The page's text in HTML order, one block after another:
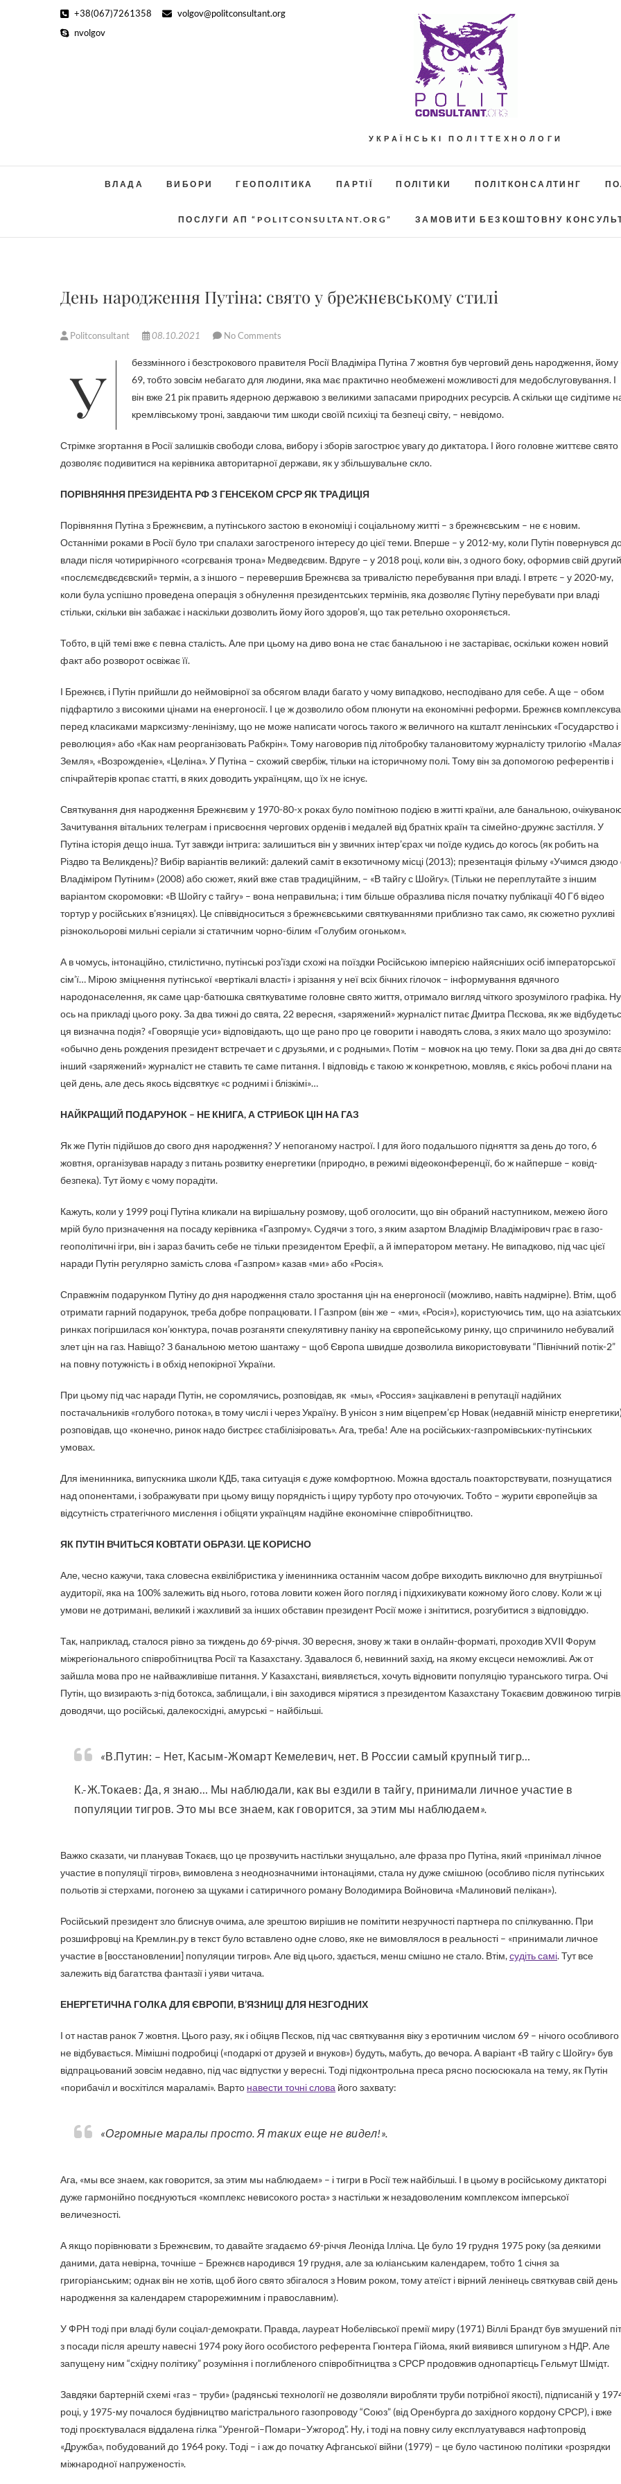
+38(067)7261358
volgov@politconsultant.org
nvolgov
УКРАЇНСЬКІ ПОЛІТТЕХНОЛОГИ
ВЛАДА ВИБОРИ ГЕОПОЛІТИКА ПАРТІЇ ПОЛІТИКИ ПОЛІТКОНСАЛТИНГ
ПОСЛУГИ АП “POLITCONSULTANT.ORG” ЗАМОВИТИ БЕЗКОШТОВНУ
День народження Путіна: свято у брежнєвському стилі
Politconsultant 08.10.2021 No Comments
У беззмінного і безстрокового правителя Росії Владіміра Путіна 7 жовтня був черговий день народження, йому –
69, тобто зовсім небагато для людини, яка має практично необмежені можливості для медобслуговування. І
він вже 21 рік править ядерною державою з великими запасами природних ресурсів. А скільки ще сидітиме
кремлівському троні, завдаючи тим шкоди своїй психіці та безпеці світу, – невідомо.
Стрімке згортання в Росії залишків свободи слова, вибору і зборів загострює увагу до диктатора. І його головне життєве свято
дозволяє подивитися на керівника авторитарної держави, як у збільшувальне скло.
ПОРІВНЯННЯ ПРЕЗИДЕНТА РФ З ГЕНСЕКОМ СРСР ЯК ТРАДИЦІЯ
Порівняння Путіна з Брежнєвим, а путінського застою в економіці і соціальному житті – з брежнєвським – не є новим.
Останніми роками в Росії було три спалахи загостреного інтересу до цієї теми. Вперше – у 2012-му, коли Путін повернувся
влади після чотирирічного «согрєванія трона» Медведєвим. Вдруге – у 2018 році, коли він, з одного боку, оформив свій другий
«послємєдвєдєвский» термін, а з іншого – перевершив Брежнєва за тривалістю перебування при владі. І втретє – у 2020-му,
коли була успішно проведена операція з обнулення президентських термінів, яка дозволяє Путіну перебувати при владі
стільки, скільки він забажає і наскільки дозволить йому його здоров’я, що так ретельно охороняється.
Тобто, в цій темі вже є певна сталість. Але при цьому на диво вона не стає банальною і не застаріває, оскільки кожен новий
факт або розворот освіжає її.
І Брежнєв, і Путін прийшли до неймовірної за обсягом влади багато у чому випадково, несподівано для себе. А ще – обом
підфартило з високими цінами на енергоносії. І це ж дозволило обом плюнути на економічні реформи. Брежнєв
перед класиками марксизму-ленінізму, що не може написати чогось такого ж величного на кшталт ленінських «Государство і
революция» або «Как нам реорганізовать Рабкрін». Тому наговорив під літобробку талановитому журналісту трилогію
Земля», «Возрожденіе», «Целіна». У Путіна – схожий свербіж, тільки на історичному полі. Тому він за допомогою референтів і
спічрайтерів кропає статті, в яких доводить українцям, що їх не існує.
Святкування дня народження Брежнєвим у 1970-80-х роках було помітною подією в житті країни, але банальною,
Зачитування вітальних телеграм і присвоєння чергових орденів і медалей від братніх країн та сімейно-дружнє застілля. У
Путіна історія дещо інша. Тут завжди інтрига: залишиться він у звичних інтер’єрах чи поїде кудись до когось (як робить на
Різдво та Великдень)? Вибір варіантів великий: далекий саміт в екзотичному місці (2013); презентація фільму «Учимся дзюдо
Владіміром Путіним» (2008) або сюжет, який вже став традиційним, – «В тайгу с Шойгу». (Тільки не переплутайте з іншим
варіантом скоромовки: «В Шойгу с тайгу» – вона неправильна; і тим більше образлива після початку публікації 40 Гб відео
тортур у російських в’язницях). Це співвідноситься з брежнєвськими святкуваннями приблизно так само, як сюжетно рухливі
різнокольорові мильні серіали зі статичним чорно-білим «Голубим огоньком».
А в чомусь, інтонаційно, стилістично, путінські роз’їзди схожі на поїздки Російською імперією найясніших осіб імператорської
сім’ї… Мірою зміцнення путінської «вертікалі власті» і зрізання у неї всіх бічних гілочок – інформування вдячного
народонаселення, як саме цар-батюшка святкуватиме головне свято життя, отримало вигляд чіткого зрозумілого графіка.
ось на прикладі цього року. За два тижні до свята, 22 вересня, «заряжений» журналіст питає Дмитра Пєскова, як же
ця визначна подія? «Говорящіе уси» відповідають, що ще рано про це говорити і наводять слова, з яких мало що зрозуміло:
«обычно день рождения президент встречает и с друзьями, и с родными». Потім – мовчок на цю тему. Поки за два дні до
інший «заряжений» журналіст не ставить те саме питання. І відповідь є такою ж конкретною, мовляв, є якісь робочі плани на
цей день, але десь якось відсвяткує «с роднимі і блізкімі»…
НАЙКРАЩИЙ ПОДАРУНОК – НЕ КНИГА, А СТРИБОК ЦІН НА ГАЗ
Як же Путін підійшов до свого дня народження? У непоганому настрої. І для його подальшого підняття за день до того, 6
жовтня, організував нараду з питань розвитку енергетики (природно, в режимі відеоконференції, бо ж найперше – ковід-
безпека). Тут йому є чому порадіти.
Кажуть, коли у 1999 році Путіна кликали на вирішальну розмову, щоб оголосити, що він обраний наступником, межею його
мрій було призначення на посаду керівника «Газпрому». Судячи з того, з яким азартом Владімір Владімірович грає в газо-
геополітичні ігри, він і зараз бачить себе не тільки президентом Ерефії, а й імператором метану. Не випадково, під час цієї
наради Путін регулярно замість слова «Газпром» казав «ми» або «Росія».
Справжнім подарунком Путіну до дня народження стало зростання цін на енергоносії (можливо, навіть надмірне). Втім, щоб
отримати гарний подарунок, треба добре попрацювати. І Газпром (він же – «ми», «Росія»), користуючись тим, що на азіатських
ринках погіршилася кон’юнктура, почав розганяти спекулятивну паніку на європейському ринку, що спричинило небувалий
злет цін на газ. Навіщо? З банальною метою шантажу – щоб Європа швидше дозволила використовувати “Північний потік-2”
на повну потужність і в обхід непокірної України.
При цьому під час наради Путін, не соромлячись, розповідав, як «мы», «Россия» зацікавлені в репутації надійних
постачальників «голубого потока», в тому числі і через Україну. В унісон з ним віцепрем’єр Новак (недавній міністр
розповідав, що «конечно, ринок надо бистрєє стабілізіровать». Ага, треба! Але на російських-газпромівських-путінських
умовах.
Для іменинника, випускника школи КДБ, така ситуація є дуже комфортною. Можна вдосталь поакторствувати, познущатися
над опонентами, і зображувати при цьому вищу порядність і щиру турботу про оточуючих. Тобто – журити європейців за
відсутність стратегічного мислення і обіцяти українцям надійне економічне співробітництво.
ЯК ПУТІН ВЧИТЬСЯ КОВТАТИ ОБРАЗИ. ЦЕ КОРИСНО
Але, чесно кажучи, така словесна еквілібристика у іменинника останнім часом добре виходить виключно для внутрішньої
аудиторії, яка на 100% залежить від нього, готова ловити кожен його погляд і підхихикувати кожному його слову. Коли ж ці
умови не дотримані, великий і жахливий за інших обставин президент Росії може і знітитися, розгубитися з відповіддю.
Так, наприклад, сталося рівно за тиждень до 69-річчя. 30 вересня, знову ж таки в онлайн-форматі, проходив XVII Форум
міжрегіонального співробітництва Росії та Казахстану. Здавалося б, невинний захід, на якому ексцеси неможливі. Аж от
зайшла мова про не найважливіше питання. У Казахстані, виявляється, хочуть відновити популяцію туранського тигра. Очі
Путін, що визирають з-під ботокса, заблищали, і він заходився мірятися з президентом Казахстану Токаєвим довжиною
доводячи, що російські, далекосхідні, амурські – найбільші.
« В.Путин: – Нет, Касым-Жомарт Кемелевич, нет. В России самый крупный тигр…
К.-Ж.Токаев: Да, я знаю… Мы наблюдали, как вы ездили в тайгу, принимали личное участие в
популяции тигров. Это мы все знаем, как говорится, за этим мы наблюдаем».
Важко сказати, чи планував Токаєв, що це прозвучить настільки знущально, але фраза про Путіна, який «принімал лічное
участие в популяції тігров», вимовлена з неоднозначними інтонаціями, стала ну дуже смішною (особливо після путінських
польотів зі стерхами, погонею за щуками і сатиричного роману Володимира Войновича «Малиновий пелікан»).
Російський президент зло блиснув очима, але зрештою вирішив не помітити незручності партнера по спілкуванню. При
розшифровці на Кремлин.ру в текст було вставлено одне слово, яке не вимовлялося в реальності – «принимали личное
участие в [восстановлении] популяции тигров». Але від цього, здається, менш смішно не стало. Втім,судіть самі. Тут все
залежить від багатства фантазії і уяви читача.
ЕНЕРГЕТИЧНА ГОЛКА ДЛЯ ЄВРОПИ, В’ЯЗНИЦІ ДЛЯ НЕЗГОДНИХ
І от настав ранок 7 жовтня. Цього разу, як і обіцяв Пєсков, під час святкування віку з еротичним числом 69 – нічого особливого
не відбувається. Мімішні подробиці («подаркі от друзей и внуков») будуть, мабуть, до вечора. А варіант «В тайгу с Шойгу» був
відпрацьований зовсім недавно, під час відпустки у вересні. Тоді підконтрольна преса рясно посюсюкала на тему, як Путін
«порибачіл и восхітілся мараламі». Варто навести точні слова його захвату:
«Огромные маралы просто. Я таких еще не видел!».
Ага, «мы все знаем, как говорится, за этим мы наблюдаем» – і тигри в Росії теж найбільші. І в цьому в російському диктаторі
дуже гармонійно поєднуються «комплекс невисокого роста» з настільки ж незадоволеним комплексом імперської
величезності.
А якщо порівнювати з Брежнєвим, то давайте згадаємо 69-річчя Леоніда Ілліча. Це було 19 грудня 1975 року (за деякими
даними, дата невірна, точніше – Брежнєв народився 19 грудня, але за юліанським календарем, тобто 1 січня за
григоріанським; однак він не хотів, щоб його свято збігалося з Новим роком, тому атеїст і вірний ленінець святкував свій день
народження за календарем старорежимним і православним).
У ФРН тоді при владі були соціал-демократи. Правда, лауреат Нобелівської премії миру (1971) Віллі Брандт був змушений
з посади після арешту навесні 1974 року його особистого референта Гюнтера Гійома, який виявився шпигуном з НДР. Але
запущену ним “східну політику” розуміння і поглибленого співробітництва з СРСР продовжив однопартієць Гельмут Шмідт.
Завдяки бартерній схемі «газ – труби» (радянські технології не дозволяли виробляти труби потрібної якості), підписаній у
році, у 1975-му почалося будівництво магістрального газопроводу “Союз” (від Оренбурга до західного кордону СРСР), і вже
тоді проєктувалася віддалена гілка “Уренгой–Помари–Ужгород”. Ну, і тоді на повну силу експлуатувався нафтопровід
«Дружба», побудований до 1964 року. Тоді – і аж до початку Афганської війни (1979) – це було частиною політики «розрядки
міжнародної напруженості».